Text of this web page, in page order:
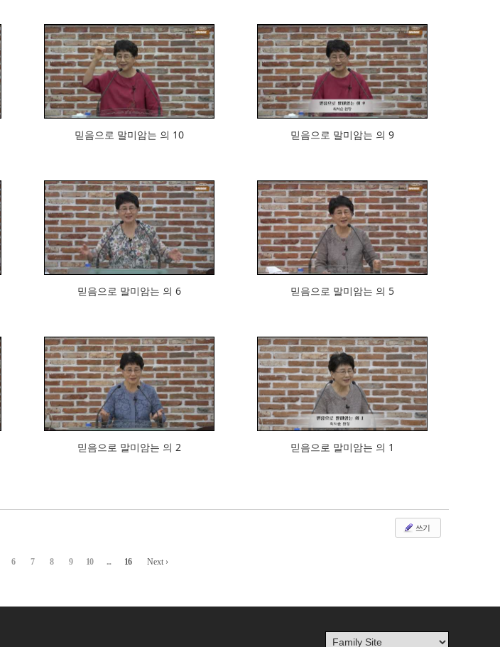
568
믿음으로 말미암는 의 10
862
믿음으로 말미암는 의 9
788
믿음으로 말미암는 의 6
909
믿음으로 말미암는 의 5
800
믿음으로 말미암는 의 2
912
믿음으로 말미암는 의 1
쓰기
6 7 8 9 10 ... 16 Next ›